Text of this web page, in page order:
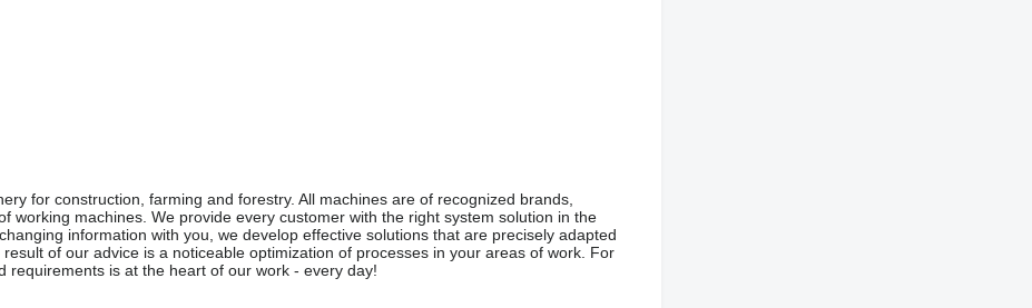
for construction, farming and forestry. All machines are of recognized brands,
working machines. We provide every customer with the right system solution in the
information with you, we develop effective solutions that are precisely adapted
of our advice is a noticeable optimization of processes in your areas of work. For
requirements is at the heart of our work - every day!